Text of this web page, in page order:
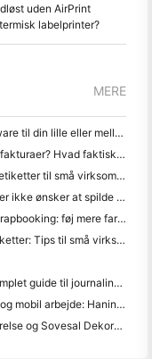
uden AirPrint
labelprinter?
MERE
Sådan vælger du den rigtige restaurant software til din lille eller mellemstore restaurant
Har du brug for en bærbar A4-printer til lagerfakturaer? Hvad faktisk virker
Kan termiske etikettprintere lave vandtætte etiketter til små virksomhedsprodukter?
Bedste øjeblikkelige kamera til begyndere, der ikke ønsker at spilde papir
Bedste farve etiket maker til journaling og scrapbooking: føj mere farve til hver side
Håndskrift vs. udskrivning af forsendelsesetiketter: Tips til små virksomheder i 2026
Sådan vælger du en lommefotoprinter: En komplet guide til journaling, rejser og iPhone-brugere
Bedste blækfri bærbar printer til rejser, skole og mobil arbejde: Hanin MT620 Pro anmeldelse
Mini Foto Væglayout Ideer & Tips til Soveværelse og Sovesal Dekoration